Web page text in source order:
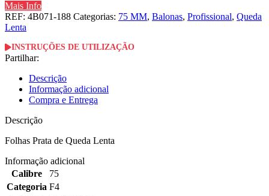
Mais Info
REF: 4B071-188 Categorias: 75 MM, Balonas, Profissional, Queda
Lenta
INSTRUÇÕES DE UTILIZAÇÃO
Partilhar:
Descrição
Informação adicional
Compra e Entrega
Descrição
Folhas Prata de Queda Lenta
Informação adicional
Calibre
75
Categoria F4